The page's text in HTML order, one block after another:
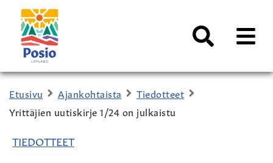
Siirry sisältöön
Kaupungin
logo
AVAA
Etusivu Ajankohtaista
Tiedotteet
Yrittäjien uutiskirje 1/24 on julkaistu
TIEDOTTEET